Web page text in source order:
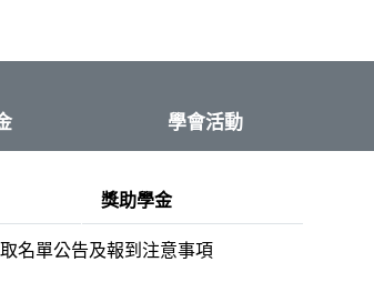
學會活動
獎助學金
名單公告及報到注意事項